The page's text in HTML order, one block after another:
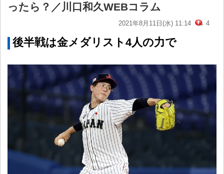
ったら？／川口和久WEBコラム
2021年8月11日(水) 11:14 4
後半戦は金メダリスト4人の力で